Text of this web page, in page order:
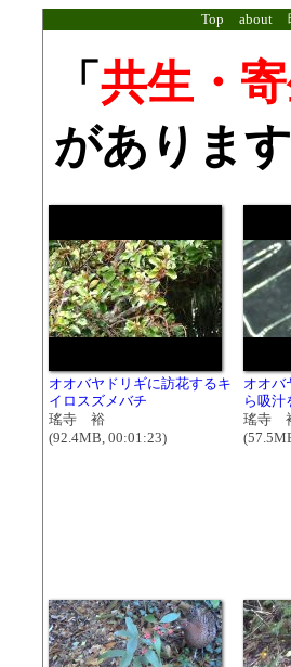
Top about
「 共生・
があります
オオバヤドリギに訪花するキ
イロスズメバチ
瑤寺 裕
(92.4MB, 00:01:23)
オオバ
ら吸汁
瑤寺